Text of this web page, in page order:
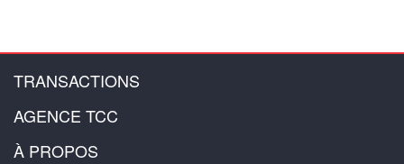
TRANSACTIONS
AGENCE TCC
À PROPOS